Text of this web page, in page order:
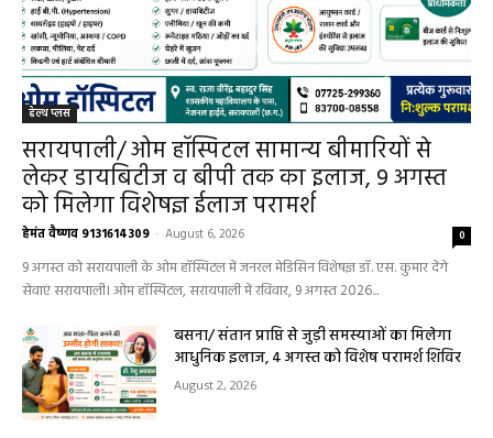
हेल्थ प्लस
सरायपाली/ ओम हॉस्पिटल सामान्य बीमारियों से
लेकर डायबिटीज व बीपी तक का इलाज, 9 अगस्त
को मिलेगा विशेषज्ञ ईलाज परामर्श
हेमंत वैष्णव 9131614309 August 6, 2026 0
9 अगस्त को सरायपाली के ओम हॉस्पिटल में जनरल मेडिसिन विशेषज्ञ डॉ. एस. कुमार देंगे
सेवाएं सरायपाली। ओम हॉस्पिटल, सरायपाली में रविवार, 9 अगस्त 2026...
बसना/ संतान प्राप्ति से जुड़ी समस्याओं का मिलेगा
आधुनिक इलाज, 4 अगस्त को विशेष परामर्श शिविर
August 2, 2026